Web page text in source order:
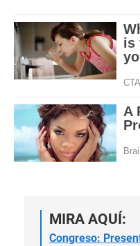
MIRA AQUÍ:
Congreso: